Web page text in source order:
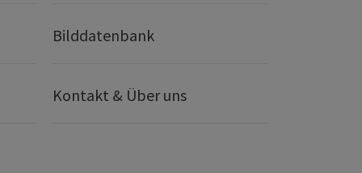
Bilddatenbank
Kontakt & Über uns